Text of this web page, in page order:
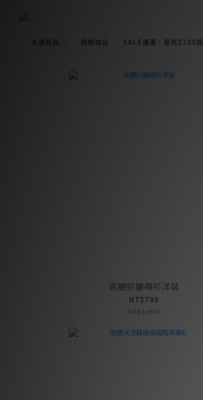
熱銷商品 SALE優惠｜最低$290起
高腰抓皺襯衫洋裝
NT$790
NT$1,090